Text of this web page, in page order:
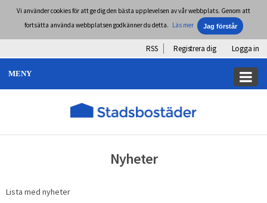
Vi använder cookies för att ge dig den bästa upplevelsen av vår webbplats. Genom att
fortsätta använda webbplatsen godkänner du detta. Läs mer
Logga in
Registrera dig
RSS
MENY
Nyheter
Lista med nyheter